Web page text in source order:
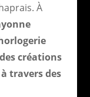
À
créations
travers des